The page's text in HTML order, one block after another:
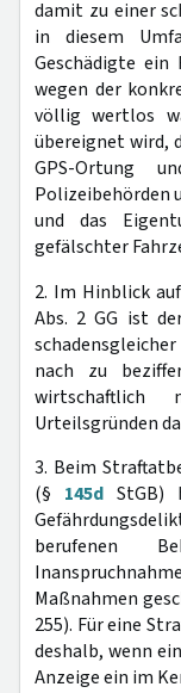
damit zu einer
in diesem
Geschädigte
wegen der
völlig wertlos
übereignet wird,
GPS-Ortung
Polizeibehörden
und das
gefälschter
2. Im Hinblick
Abs. 2 GG ist
nach zu
wirtschaftlich
Urteilsgründen
3. Beim
(§ 145d StGB)
berufenen
Maßnahmen
255). Für eine
deshalb, wenn
Anzeige ein im